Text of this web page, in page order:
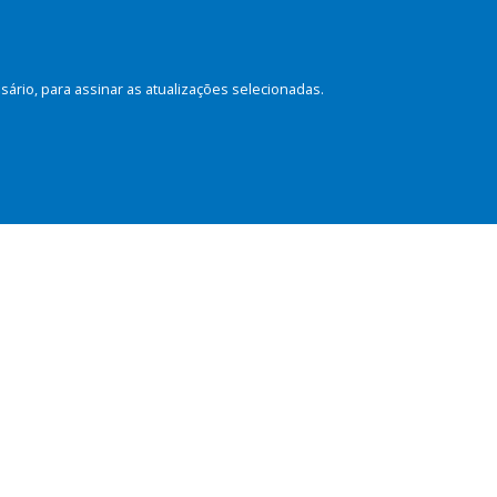
para assinar as atualizações selecionadas.